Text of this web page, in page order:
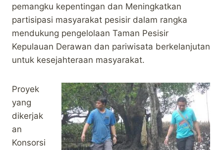
pemangku kepentingan dan Meningkatkan
partisipasi masyarakat pesisir dalam rangka
mendukung pengelolaan Taman Pesisir
Kepulauan Derawan dan pariwisata berkelanjutan
untuk kesejahteraan masyarakat.
Proyek
yang
dikerjak
an
Konsorsi